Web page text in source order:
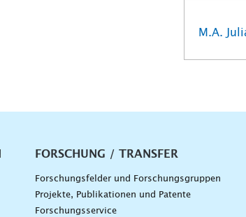
M.A.
FORSCHUNG / TRANSFER
Forschungsfelder und Forschungsgruppen
Projekte, Publikationen und Patente
Forschungsservice